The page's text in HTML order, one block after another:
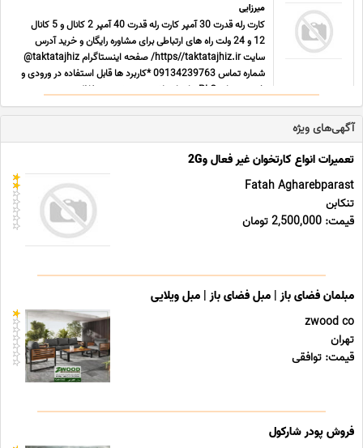
میرزایی
کارت رله قدرت 30 آمپر کارت رله قدرت 40 آمپر 2 کانال و 5 کانال
12 و 24 ولت راه های ارتباطی برای مشاوره رایگان و خرید آدرس
سایت https//taktatajhiz.ir/ صفحه اینستاگرام taktatajhiz@
شماره تماس 09134239763 *کاربرد ها قابل استفاده در ورودی و
خروجی های PLC برای ایزولاسیون بیشتر و حفاظت ... ...
آگهی‌های ویژه
تعمیرات انواع کارتخوان غیر فعال و2G
Fatah Agharebparast
تنکابن
قیمت: 2,500,000 تومان
مبلمان فضای باز | مبل فضای باز | مبل ویلایی
zwood co
تهران
قیمت: توافقی
فروش پودر شارکول